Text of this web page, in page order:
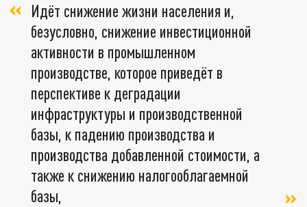
Идёт снижение жизни населения и,
безусловно, снижение инвестиционной
активности в промышленном
производстве, которое приведёт в
перспективе к деградации
инфраструктуры и производственной
базы, к падению производства и
производства добавленной стоимости, а
также к снижению налогооблагаемной
базы,